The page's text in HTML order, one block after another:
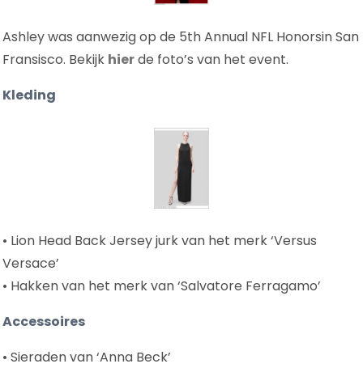
Ashley was aanwezig op de 5th Annual NFL Honorsin San
Fransisco. Bekijk hierde foto’s van het event.
Kleding
• Lion Head Back Jersey jurk van het merk ‘Versus
Versace’
• Hakken van het merk van ‘Salvatore Ferragamo’
Accessoires
• Sieraden van ‘Anna Beck’